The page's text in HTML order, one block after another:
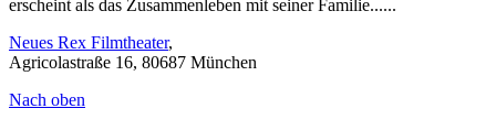
erscheint als das Zusammenleben mit seiner Familie......
Neues Rex Filmtheater,
Agricolastraße 16, 80687 München
Nach oben